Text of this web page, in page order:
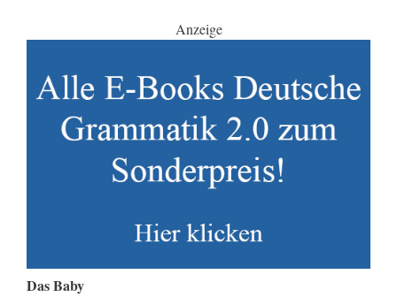
Anzeige
Das Baby